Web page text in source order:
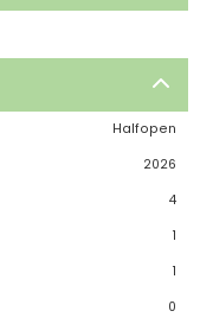
Halfopen
2026
4
1
1
0